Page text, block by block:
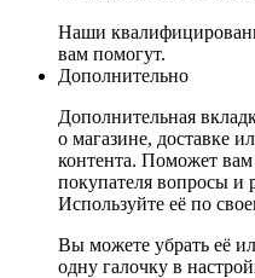
Наши
вам помогут.
Дополнительно
Дополнительная
о магазине, доставке
контента. Поможет
покупателя вопросы и
Используйте её по
Вы можете убрать её
одну галочку в